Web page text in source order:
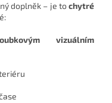
doplněk – je tochytré
vizuálním